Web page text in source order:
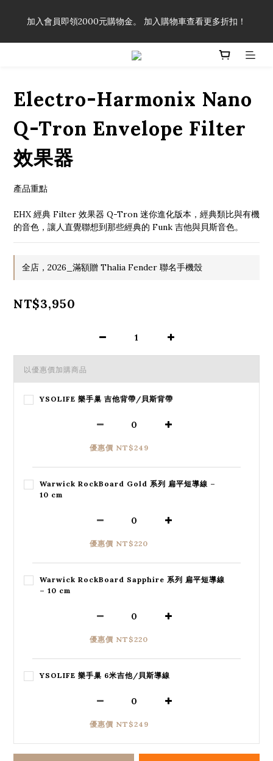
享有弦線、配件終生89折優惠！
加入會員即領2000元購物金。 加入購物車查看更多折扣！
「一生弦命！」單筆購買弦線、配件滿$999（不含運費），即可
Electro-Harmonix Nano
Q-Tron Envelope Filter
效果器
產品重點
EHX 經典 Filter 效果器 Q-Tron 迷你進化版本，經典類比與有機
的音色，讓人直覺聯想到那些經典的 Funk 吉他與貝斯音色。
全店，2026_滿額贈 Thalia Fender 聯名手機殼
NT$3,950
以優惠價加購商品
YSOLIFE 樂手巢 吉他背帶/貝斯背帶
優惠價 NT$249
Warwick RockBoard Gold 系列 扁平短導線 –
10 cm
優惠價 NT$220
Warwick RockBoard Sapphire 系列 扁平短導線
– 10 cm
優惠價 NT$220
YSOLIFE 樂手巢 6米吉他/貝斯導線
優惠價 NT$249